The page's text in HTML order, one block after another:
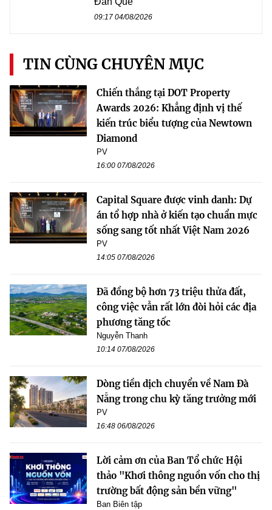
09:17 04/08/2026
TIN CÙNG CHUYÊN MỤC
Chiến thắng tại DOT Property
Awards 2026: Khẳng định vị thế
kiến trúc biểu tượng của Newtown
Diamond
PV
16:00 07/08/2026
Capital Square được vinh danh: Dự
án tổ hợp nhà ở kiến tạo chuẩn mực
sống sang tốt nhất Việt Nam 2026
PV
14:05 07/08/2026
Đã đồng bộ hơn 73 triệu thửa đất,
công việc vẫn rất lớn đòi hỏi các địa
phương tăng tốc
Nguyễn Thanh
10:14 07/08/2026
Dòng tiền dịch chuyển về Nam Đà
Nẵng trong chu kỳ tăng trưởng mới
PV
16:48 06/08/2026
Lời cảm ơn của Ban Tổ chức Hội
thảo "Khơi thông nguồn vốn cho thị
trường bất động sản bền vững"
Ban Biên tập